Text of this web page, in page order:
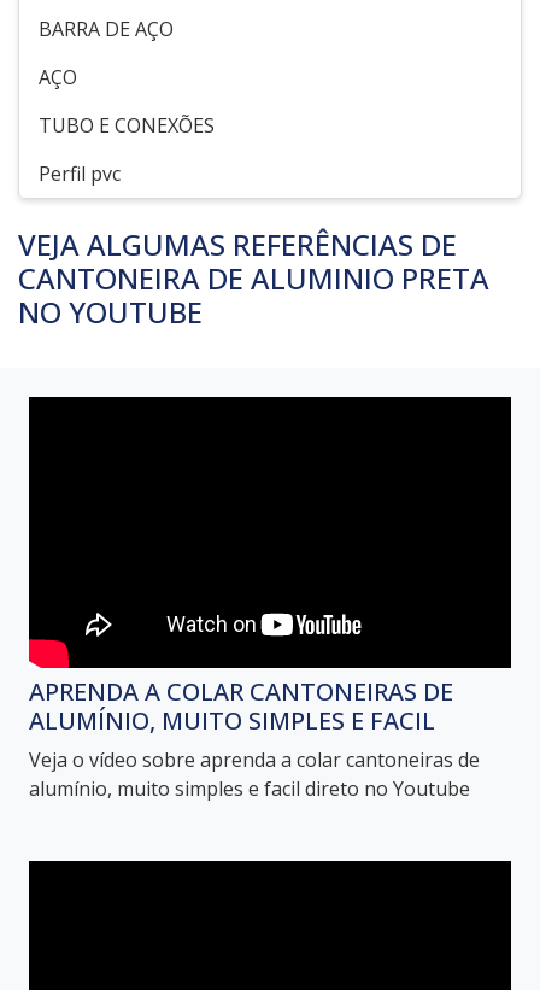
BARRA DE AÇO
AÇO
TUBO E CONEXÕES
Perfil pvc
VEJA ALGUMAS REFERÊNCIAS DE
CANTONEIRA DE ALUMINIO PRETA
NO YOUTUBE
APRENDA A COLAR CANTONEIRAS DE
ALUMÍNIO, MUITO SIMPLES E FACIL
Veja o vídeo sobre aprenda a colar cantoneiras de
alumínio, muito simples e facil direto no Youtube